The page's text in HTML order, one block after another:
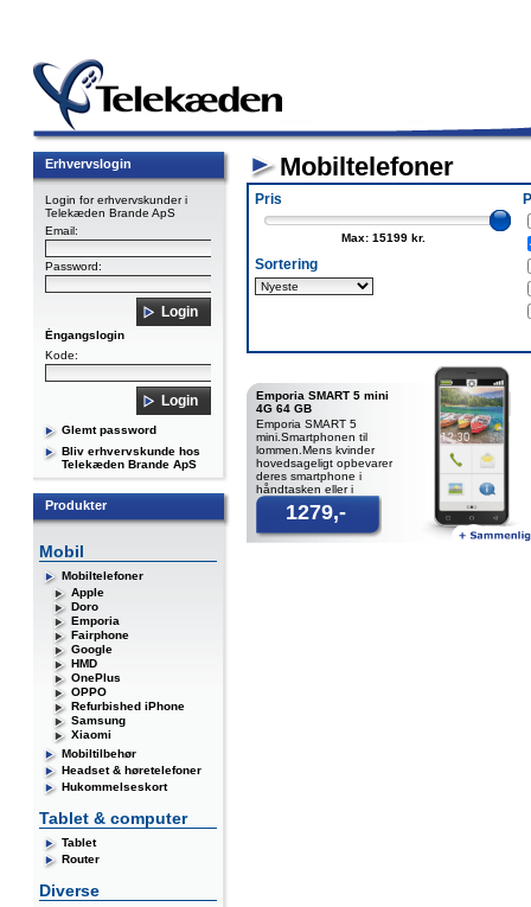
Erhvervslogin
Login for erhvervskunder i
Telekæden Brande ApS
Email:
Password:
Éngangslogin
Kode:
Glemt password
Bliv erhvervskunde hos
Telekæden Brande ApS
Produkter
Mobil
Mobiltelefoner
Apple
Doro
Emporia
Fairphone
Google
HMD
OnePlus
OPPO
Refurbished iPhone
Samsung
Xiaomi
Mobiltilbehør
Headset & høretelefoner
Hukommelseskort
Tablet & computer
Tablet
Router
Diverse
Mobiltelefoner
Pris
Max: 15199 kr.
Sortering
Emporia SMART 5 mini
4G 64 GB
Emporia SMART 5
mini.Smartphonen til
lommen.Mens kvinder
hovedsageligt opbevarer
deres smartphone i
håndtasken eller i
baglommen, foretrækker
mænd at putte deres
1279,-